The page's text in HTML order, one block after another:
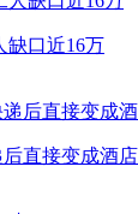
缺口近16万
直接变成酒店